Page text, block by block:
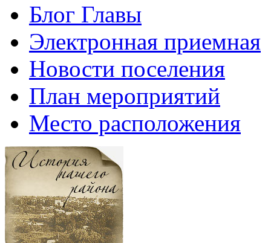
Блог Главы
Электронная приемная
Новости поселения
План мероприятий
Место расположения